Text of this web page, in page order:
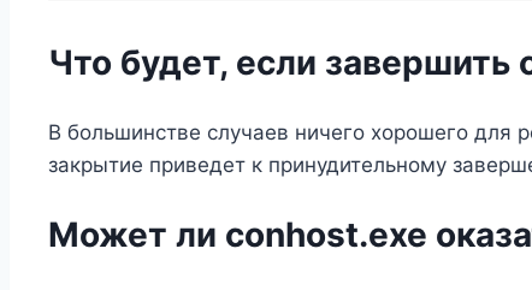
Что будет, если завершить
В большинстве случаев ничего хорошего для
закрытие приведет к принудительному
Может ли conhost.exe